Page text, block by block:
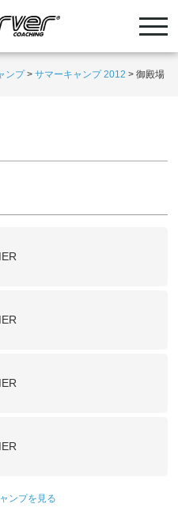
ンプ>サマーキャンプ 2012 >御殿場
ンプを 見る